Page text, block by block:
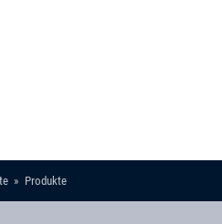
Produkte